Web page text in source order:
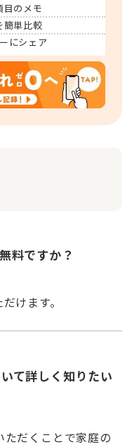
目のメモ
簡単比較
にシェア
料ですか？
けます。
て詳しく知りたい
だくことで家庭の